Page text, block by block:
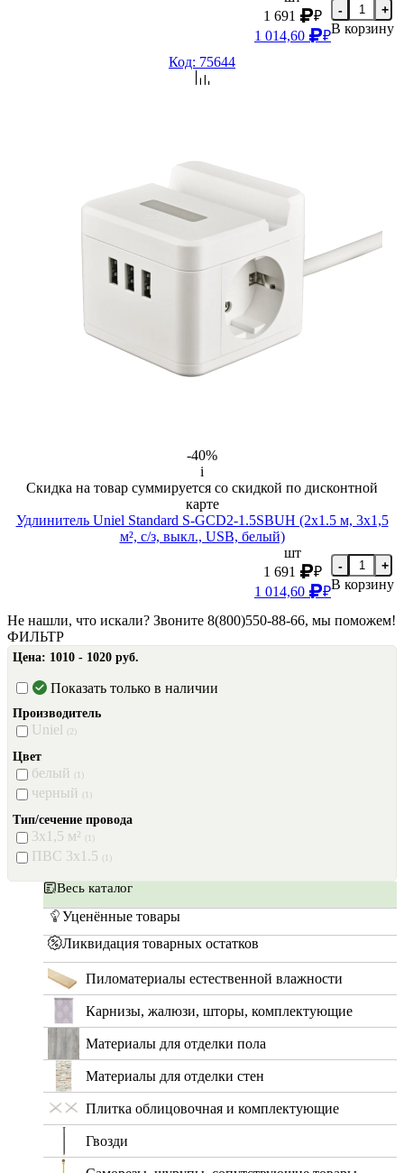
1 691
₽
1 014,60
₽
- +
В корзину
Код: 75644
-40%
i
Скидка на товар суммируется со скидкой по дисконтной
карте
Удлинитель Uniel Standard S-GCD2-1.5SBUH (2х1.5 м, 3х1,5
м², с/з, выкл., USB, белый)
шт
1 691
₽
1 014,60
₽
- +
В корзину
Не нашли, что искали? Звоните 8(800)550-88-66, мы поможем!
ФИЛЬТР
Цена: 1010 - 1020 руб.
Показать только в наличии
Производитель
Uniel (2)
Цвет
белый (1)
черный (1)
Тип/сечение провода
3х1,5 м² (1)
ПВС 3х1.5 (1)
Весь каталог
Уценённые товары
Ликвидация товарных остатков
Пиломатериалы естественной влажности
Карнизы, жалюзи, шторы, комплектующие
Материалы для отделки пола
Материалы для отделки стен
Плитка облицовочная и комплектующие
Гвозди